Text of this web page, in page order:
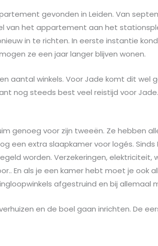
gevonden in Leiden. Van
van het appartement aan het
in te richten. In eerste instantie
ze een jaar langer blijven wonen.
aantal winkels. Voor Jade komt dit wel
nog steeds best veel reistijd voor
genoeg voor zijn tweeën. Ze hebben
een extra slaapkamer voor logés.
worden. Verzekeringen, elektriciteit,
En als je een kamer hebt moet je ook
afgestruind en bij allemaal
en de boel gaan inrichten. De